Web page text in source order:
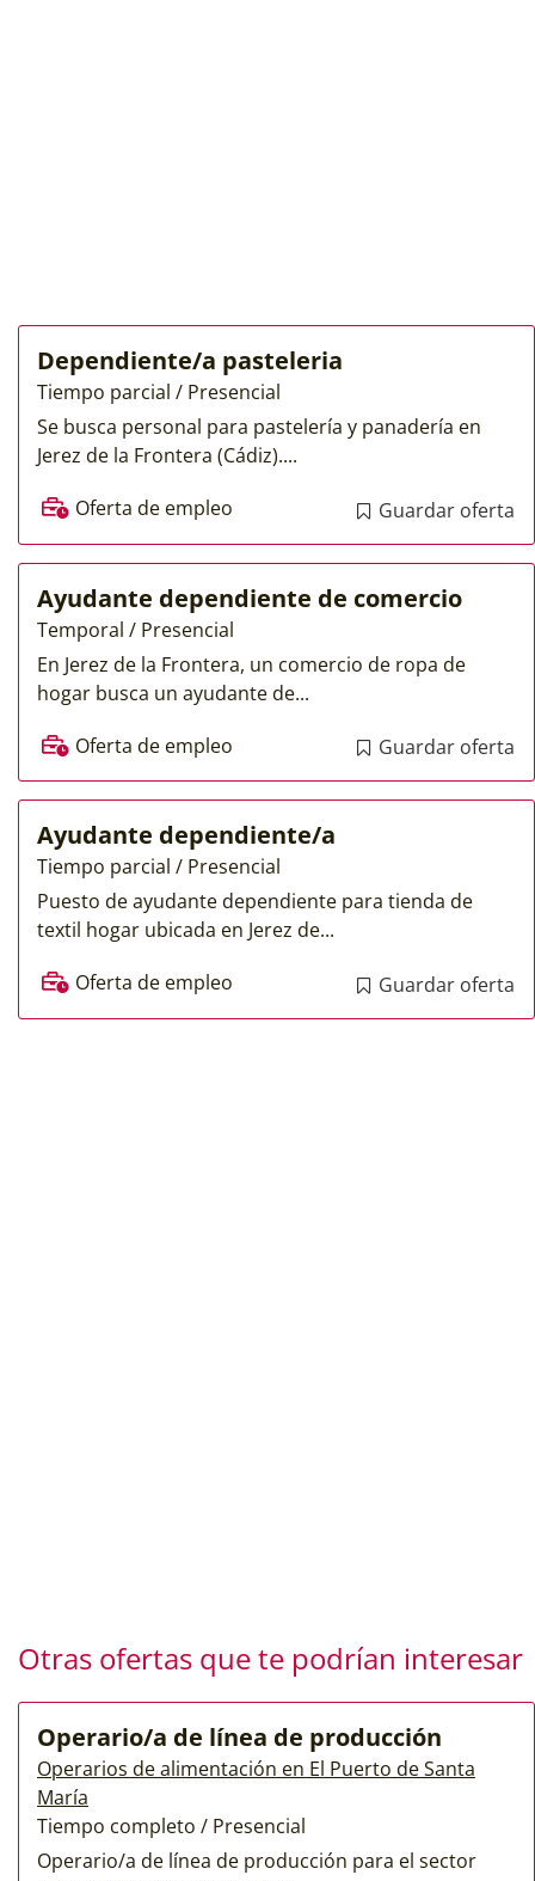
Dependiente/a pasteleria
Tiempo parcial / Presencial
Se busca personal para pastelería y panadería en
Jerez de la Frontera (Cádiz)....
Oferta de empleo
Guardar oferta
Ayudante dependiente de comercio
Temporal / Presencial
En Jerez de la Frontera, un comercio de ropa de
hogar busca un ayudante de...
Oferta de empleo
Guardar oferta
Ayudante dependiente/a
Tiempo parcial / Presencial
Puesto de ayudante dependiente para tienda de
textil hogar ubicada en Jerez de...
Oferta de empleo
Guardar oferta
Otras ofertas que te podrían interesar
Operario/a de línea de producción
Operarios de alimentación en El Puerto de Santa
María
Tiempo completo / Presencial
Operario/a de línea de producción para el sector